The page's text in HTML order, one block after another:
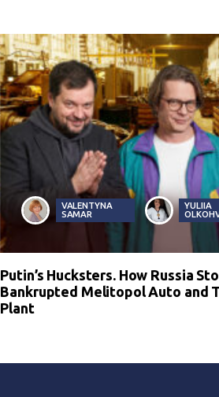
VALENTYNA
SAMAR
YULIIA
Putin’s Hucksters. How Russia
Bankrupted Melitopol Auto and
Plant